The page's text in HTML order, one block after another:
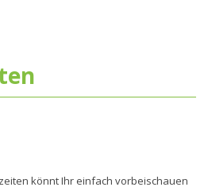
könnt Ihr einfach vorbeischauen